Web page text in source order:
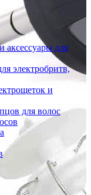
аксессуары для
электробритв,
и
для волос